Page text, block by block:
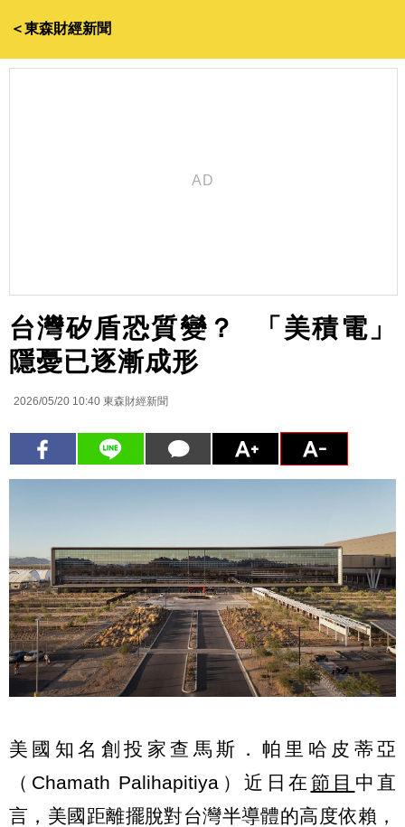
＜東森財經新聞
台灣矽盾恐質變？ 「美積電」
隱憂已逐漸成形
2026/05/20 10:40 東森財經新聞
美國知名創投家查馬斯．帕里哈皮蒂亞
（Chamath Palihapitiya）近日在 節目 中直
言，美國距離擺脫對台灣半導體的高度依賴，